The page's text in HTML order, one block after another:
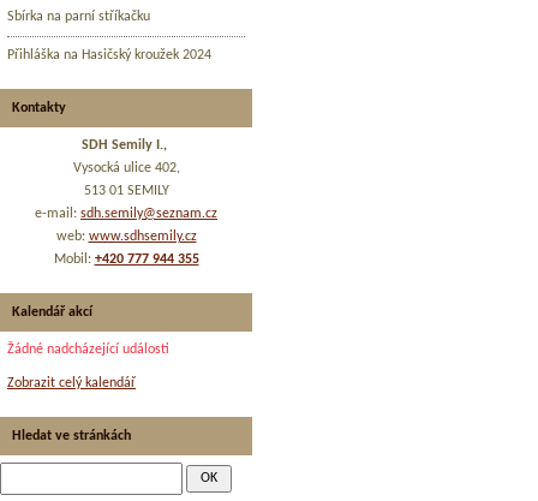
Sbírka na parní stříkačku
Přihláška na Hasičský kroužek 2024
Kontakty
SDH Semily I.,
Vysocká ulice 402,
513 01 SEMILY
e-mail: sdh.semily@seznam.cz
web: www.sdhsemily.cz
Mobil: +420 777 944 355
Kalendář akcí
Žádné nadcházející události
Zobrazit celý kalendář
Hledat ve stránkách